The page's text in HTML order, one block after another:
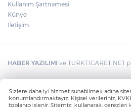
Kullanım Şartnamesi
Künye
İletişim
HABER YAZILIMI ve TURKTICARET.NET
Sizlere daha iyi hizmet sunabilmek adına
konumlandırmaktayız. Kişisel verileriniz,
toplanıp işlenir. Sitemizi kullanarak, çerezleri
Whatsapp